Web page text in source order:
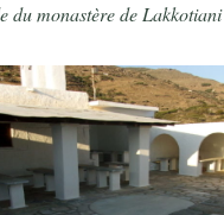
du monastère de Lakkotiani